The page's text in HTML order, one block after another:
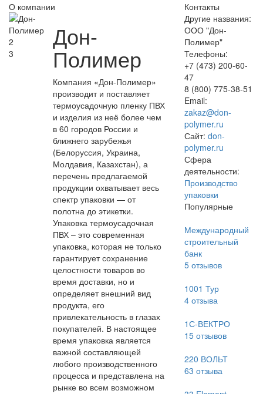
О компании
2
3
Дон-
Полимер
Компания «Дон-Полимер»
производит и поставляет
термоусадочную пленку ПВХ
и изделия из неё более чем
в 60 городов России и
ближнего зарубежья
(Белоруссия, Украина,
Молдавия, Казахстан), а
перечень предлагаемой
продукции охватывает весь
спектр упаковки — от
полотна до этикетки.
Упаковка термоусадочная
ПВХ – это современная
упаковка, которая не только
гарантирует сохранение
целостности товаров во
время доставки, но и
определяет внешний вид
продукта, его
привлекательность в глазах
покупателей. В настоящее
время упаковка является
важной составляющей
любого производственного
процесса и представлена на
рынке во всем возможном
Контакты
Другие названия:
ООО "Дон-
Полимер"
Телефоны:
+7 (473) 200-60-
47
8 (800) 775-38-51
Email:
zakaz@don-
polymer.ru
Сайт: don-
polymer.ru
Сфера
деятельности:
Производство
упаковки
Популярные
Международный
строительный
банк
5отзывов
1001 Тур
4отзыва
1С-ВЕКТРО
15отзывов
220 ВОЛЬТ
63 отзыва